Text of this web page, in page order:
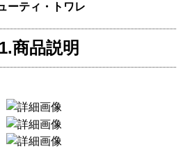
ーティ・トワレ
商品説明